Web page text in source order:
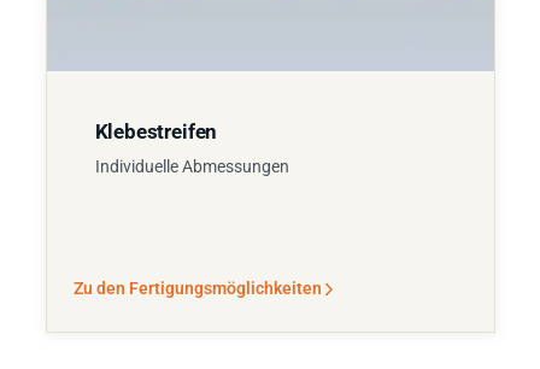
Klebestreifen
Individuelle Abmessungen
Zu den Fertigungsmöglichkeiten